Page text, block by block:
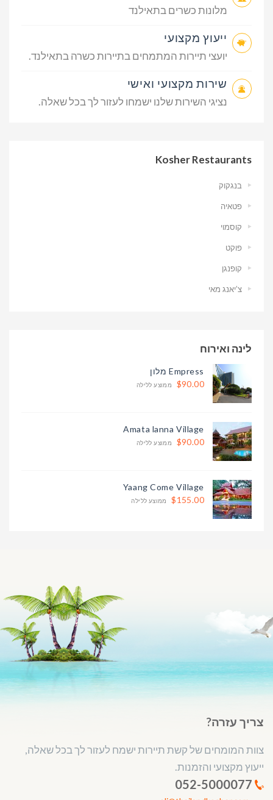
מלונות כשרים בתאילנד
ייעוץ מקצועי
יועצי תיירות המתמחים בתיירות כשרה בתאילנד.
שירות מקצועי ואישי
נציגי השירות שלנו ישמחו לעזור לך בכל שאלה.
Kosher Restaurants
בנגקוק
פטאיה
קוסמוי
פוקט
קופנגן
צ’יאנג מאי
לינה ואירוח
Empress מלון
$90.00
ממוצע ללילה
Amata lanna Village
$90.00
ממוצע ללילה
Yaang Come Village
$155.00
ממוצע ללילה
צריך עזרה?
צוות המומחים של קשת תיירות ישמח לעזור לך בכל שאלה,
ייעוץ מקצועי והזמנות.